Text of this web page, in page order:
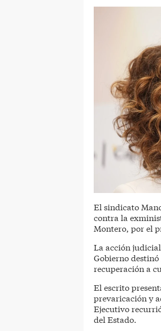
El sindicato
contra la
Montero, por el
La acción
Gobierno
recuperación a
El escrito
prevaricación y
Ejecutivo
del Estado.